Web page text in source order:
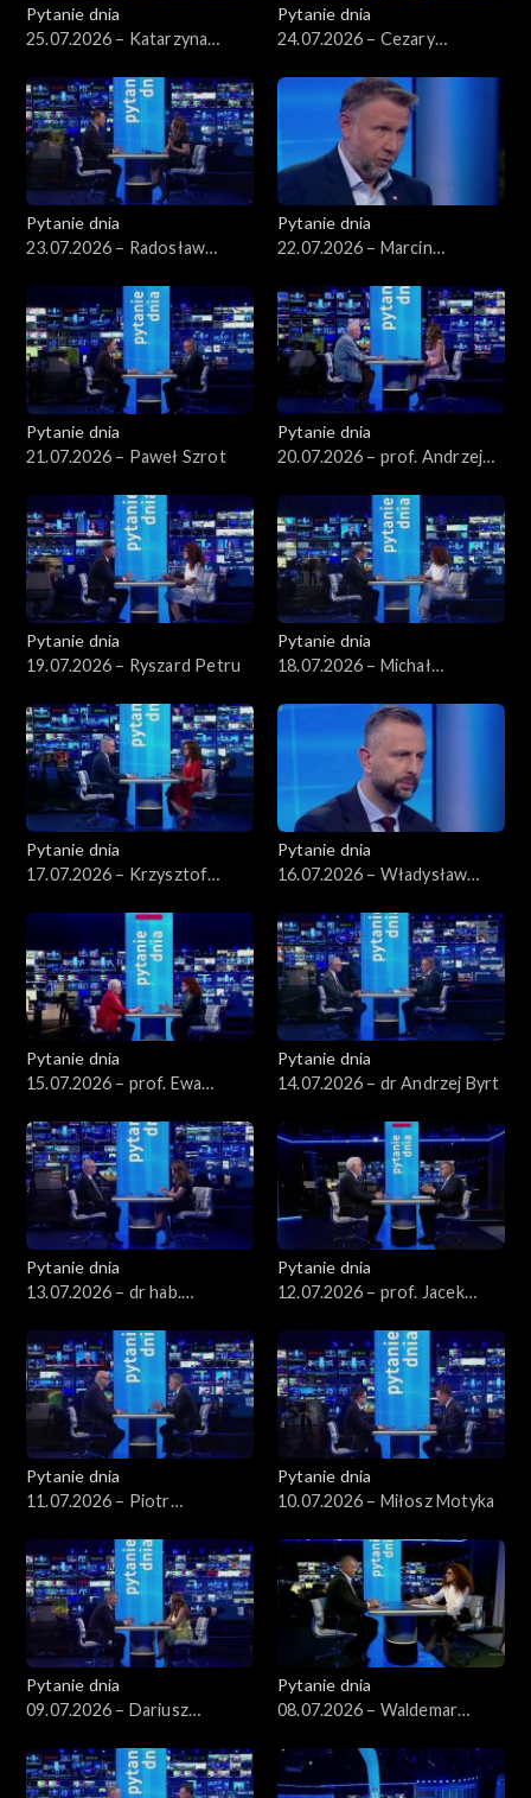
Pytanie dnia
25.07.2026 – Katarzyna
Pytanie dnia
24.07.2026 – Cezary
Pytanie dnia
23.07.2026 – Radosław
Pytanie dnia
22.07.2026 – Marcin
Pytanie dnia
21.07.2026 – Paweł Szrot
Pytanie dnia
20.07.2026 – prof. Andrzej
Pytanie dnia
19.07.2026 – Ryszard Petru
Pytanie dnia
18.07.2026 – Michał
Pytanie dnia
17.07.2026 – Krzysztof
Pytanie dnia
16.07.2026 – Władysław
Pytanie dnia
15.07.2026 – prof. Ewa
Pytanie dnia
14.07.2026 – dr Andrzej Byrt
Pytanie dnia
13.07.2026 – dr hab.
Pytanie dnia
12.07.2026 – prof. Jacek
Pytanie dnia
11.07.2026 – Piotr
Pytanie dnia
10.07.2026 – Miłosz Motyka
Pytanie dnia
09.07.2026 – Dariusz
Pytanie dnia
08.07.2026 – Waldemar